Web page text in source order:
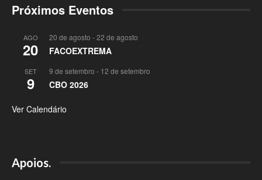
Próximos Eventos
AGO
20
20 de agosto -22 de agosto
FACOEXTREMA
SET
9
9 de setembro - 12 de setembro
CBO 2026
Ver Calendário
Apoios.